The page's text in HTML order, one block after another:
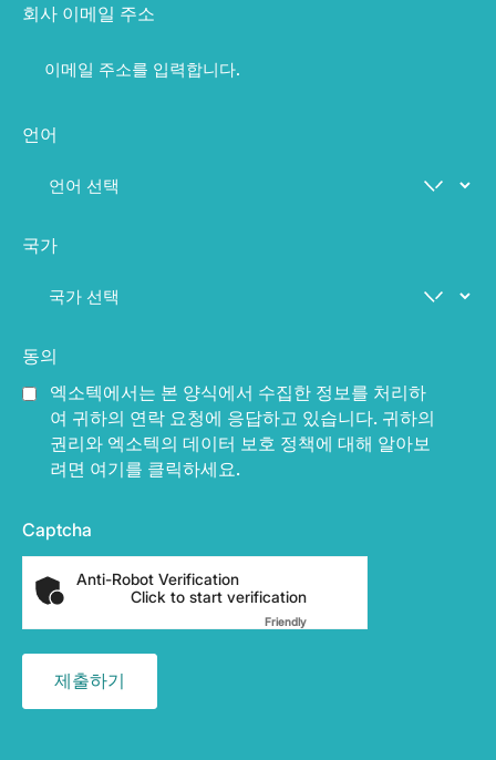
회사 이메일 주소
언어
국가
동의
엑소텍에서는 본 양식에서 수집한 정보를 처리하
여 귀하의 연락 요청에 응답하고 있습니다. 귀하의
권리와 엑소텍의 데이터 보호 정책에 대해 알아보
려면 여기를 클릭하세요.
Captcha
Anti-Robot Verification
Click to start verification
FriendlyCaptcha ⇗